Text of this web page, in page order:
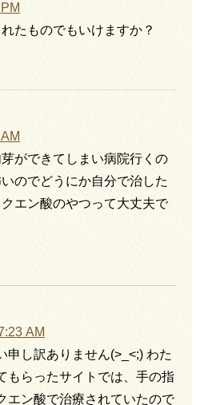
たものでもいけますか？
ができてしまい病院行くの
のでどうにか自分で治した
エン酸のやつって大丈夫で
AM
申し訳ありません(>_<;) わた
もらったサイトでは、手の指
エン酸で治療されていたので